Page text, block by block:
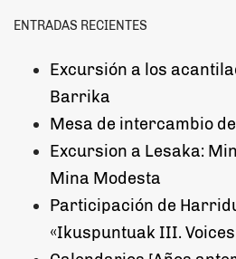
ENTRADAS RECIENTES
Excursión a los
Barrika
Mesa de intercambio
Excursion a Lesaka:
Mina Modesta
Participación de
«Ikuspuntuak III.